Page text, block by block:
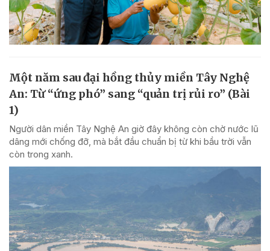
Một năm sau đại hồng thủy miền Tây Nghệ
An: Từ “ứng phó” sang “quản trị rủi ro” (Bài
1)
Người dân miền Tây Nghệ An giờ đây không còn chờ nước lũ
dâng mới chống đỡ, mà bắt đầu chuẩn bị từ khi bầu trời vẫn
còn trong xanh.